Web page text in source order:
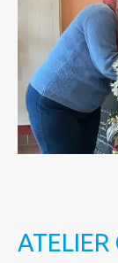
ATELIER